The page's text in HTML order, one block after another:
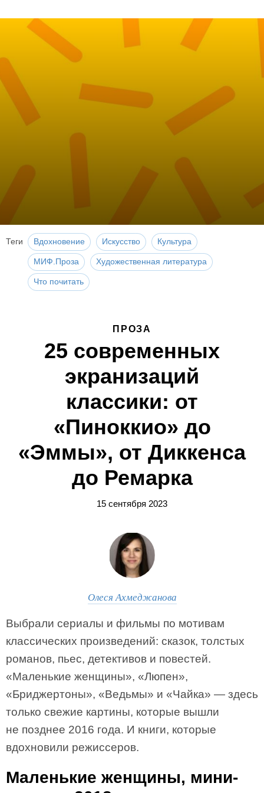
Теги Вдохновение Искусство Культура
МИФ.Проза Художественная литература
Что почитать
ПРОЗА
25 современных
экранизаций
классики: от
«Пиноккио» до
«Эммы», от Диккенса
до Ремарка
15 сентября 2023
Олеся Ахмеджанова
Выбрали сериалы и фильмы по мотивам
классических произведений: сказок, толстых
романов, пьес, детективов и повестей.
«Маленькие женщины», «Люпен»,
«Бриджертоны», «Ведьмы» и «Чайка» — здесь
только свежие картины, которые вышли
не позднее 2016 года. И книги, которые
вдохновили режиссеров.
Маленькие женщины, мини-